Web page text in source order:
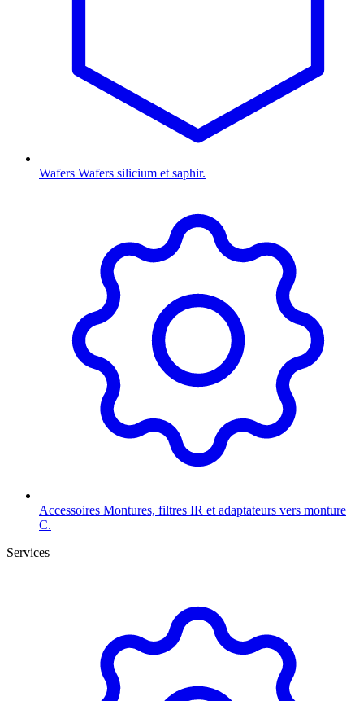
Wafers Wafers silicium et saphir.
Accessoires Montures, filtres IR et adaptateurs vers monture
C.
Services